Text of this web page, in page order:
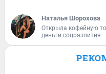
Наталья Шорохова
Открыла кофейную
деньги соцразвития